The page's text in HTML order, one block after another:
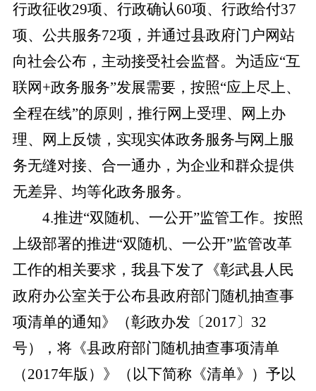
行政征收29项、行政确认60项、行政给付37
项、公共服务72项，并通过县政府门户网站
向社会公布，主动接受社会监督。为适应“互
联网+政务服务”发展需要，按照“应上尽上、
全程在线”的原则，推行网上受理、网上办
理、网上反馈，实现实体政务服务与网上服
务无缝对接、合一通办，为企业和群众提供
无差异、均等化政务服务。
4.推进“双随机、一公开”监管工作。按照
上级部署的推进“双随机、一公开”监管改革
工作的相关要求，我县下发了《彰武县人民
政府办公室关于公布县政府部门随机抽查事
项清单的通知》（彰政办发〔2017〕32
号），将《县政府部门随机抽查事项清单
（2017年版）》（以下简称《清单》）予以